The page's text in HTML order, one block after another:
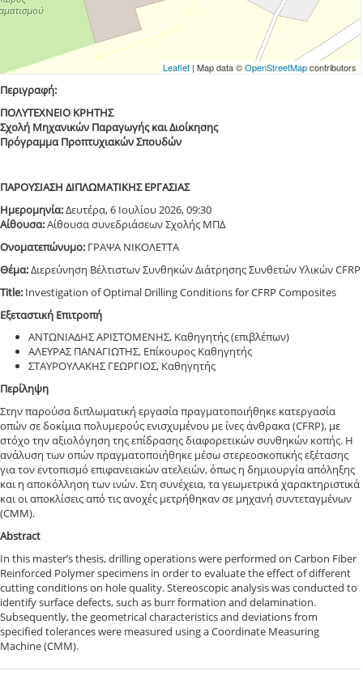
Leaflet| Map data ©OpenStreetMapcontributors
Περιγραφή:
ΠΟΛΥΤΕΧΝΕΙΟ ΚΡΗΤΗΣ
Σχολή Μηχανικών Παραγωγής και Διοίκησης
Πρόγραμμα Προπτυχιακών Σπουδών
ΠΑΡΟΥΣΙΑΣΗ ΔΙΠΛΩΜΑΤΙΚΗΣ ΕΡΓΑΣΙΑΣ
Ημερομηνία:Δευτέρα, 6 Ιουλίου 2026, 09:30
Αίθουσα:Αίθουσα συνεδριάσεων Σχολής ΜΠΔ
Ονοματεπώνυμο: ΓΡΑΨΑ ΝΙΚΟΛΕΤΤΑ
Θέμα:Διερεύνηση Βέλτιστων Συνθηκών Διάτρησης Συνθετών Υλικών CFRP
Title: Investigation of Optimal Drilling Conditions for CFRP Composites
Εξεταστική Επιτροπή
ΑΝΤΩΝΙΑΔΗΣ ΑΡΙΣΤΟΜΕΝΗΣ, Καθηγητής (επιβλέπων)
ΑΛΕΥΡΑΣ ΠΑΝΑΓΙΩΤΗΣ, Επίκουρος Καθηγητής
ΣΤΑΥΡΟΥΛΑΚΗΣ ΓΕΩΡΓΙΟΣ, Καθηγητής
Περίληψη
Στην παρούσα διπλωματική εργασία πραγματοποιήθηκε κατεργασία
οπών σε δοκίμια πολυμερούς ενισχυμένου με ίνες άνθρακα (CFRP), με
στόχο την αξιολόγηση της επίδρασης διαφορετικών συνθηκών κοπής. Η
ανάλυση των οπών πραγματοποιήθηκε μέσω στερεοσκοπικής εξέτασης
για τον εντοπισμό επιφανειακών ατελειών, όπως η δημιουργία απόληξης
και η αποκόλληση των ινών. Στη συνέχεια, τα γεωμετρικά χαρακτηριστικά
και οι αποκλίσεις από τις ανοχές μετρήθηκαν σε μηχανή συντεταγμένων
(CMM).
Abstract
In this master’s thesis, drilling operations were performed on Carbon Fiber
Reinforced Polymer specimens in order to evaluate the effect of different
cutting conditions on hole quality. Stereoscopic analysis was conducted to
identify surface defects, such as burr formation and delamination.
Subsequently, the geometrical characteristics and deviations from
specified tolerances were measured using a Coordinate Measuring
Machine (CMM).